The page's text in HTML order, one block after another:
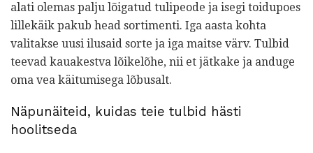
alati olemas palju lõigatud tulipeode ja isegi toidupoes
lillekäik pakub head sortimenti. Iga aasta kohta
valitakse uusi ilusaid sorte ja iga maitse värv. Tulbid
teevad kauakestva lõikelõhe, nii et jätkake ja anduge
oma vea käitumisega lõbusalt.
Näpunäiteid, kuidas teie tulbid hästi
hoolitseda